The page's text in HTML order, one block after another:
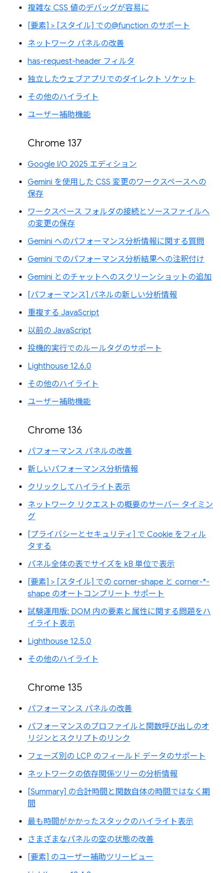
複雑な CSS 値のデバッグが容易に
[要素] > [スタイル] での@function のサポート
ネットワーク パネルの改善
has-request-header フィルタ
独立したウェブアプリでのダイレクト ソケット
その他のハイライト
ユーザー補助機能
Chrome 137
Google I/O 2025 エディション
Gemini を使用した CSS 変更のワークスペースへの
保存
ワークスペース フォルダの接続とソースファイルへ
の変更の保存
Gemini へのパフォーマンス分析情報に関する質問
Gemini でのパフォーマンス分析結果への注釈付け
Gemini とのチャットへのスクリーンショットの追加
[パフォーマンス] パネルの新しい分析情報
重複する JavaScript
以前の JavaScript
投機的実行でのルールタグのサポート
Lighthouse 12.6.0
その他のハイライト
ユーザー補助機能
Chrome 136
パフォーマンス パネルの改善
新しいパフォーマンス分析情報
クリックしてハイライト表示
ネットワーク リクエストの概要のサーバー タイミン
グ
[プライバシーとセキュリティ] で Cookie をフィル
タする
パネル全体の表でサイズを kB 単位で表示
[要素] > [スタイル] での corner-shape と corner-*-
shape のオートコンプリート サポート
試験運用版: DOM 内の要素と属性に関する問題をハ
イライト表示
Lighthouse 12.5.0
その他のハイライト
Chrome 135
パフォーマンス パネルの改善
パフォーマンスのプロファイルと関数呼び出しのオ
リジンとスクリプトのリンク
フェーズ別の LCP のフィールド データのサポート
ネットワークの依存関係ツリーの分析情報
[Summary] の合計時間と関数自体の時間ではなく期
間
最も時間がかかったスタックのハイライト表示
さまざまなパネルの空の状態の改善
[要素] のユーザー補助ツリービュー